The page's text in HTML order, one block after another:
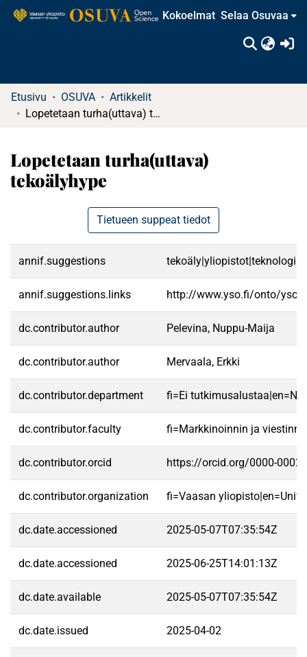
Kokoelmat Selaa Osuvaa
Etusivu OSUVA
Artikkelit
Lopetetaan turha(uttava) tekoälyhype
Lopetetaan turha(uttava)
tekoälyhype
Tietueen suppeat tiedot
annif.suggestions
annif.suggestions.links http://www.yso.fi/onto/
dc.contributor.author Pelevina, Nuppu-Maija
dc.contributor.author Mervaala, Erkki
dc.contributor.department fi=Ei
dc.contributor.faculty fi=Markkinoinnin ja
dc.contributor.orcid https://orcid.org/0000-0002-
dc.contributor.organization fi=Vaasan
dc.date.accessioned 2025-05-07T07:35:54Z
dc.date.accessioned 2025-06-25T14:01:13Z
dc.date.available 2025-05-07T07:35:54Z
dc.date.issued 2025-04-02